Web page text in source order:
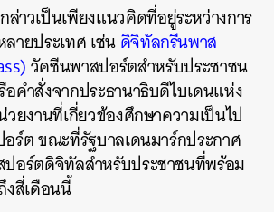
าวเป็นเพียงแนวคิดที่อยู่ระหว่างการ
ายประเทศ เช่นดิจิทัลกรีนพาส
วัคซีนพาสปอร์ตสำหรับประชาชน
คำสั่งจากประธานาธิบดีไบเดนแห่ง
ยงานที่เกี่ยวข้องศึกษาความเป็นไป
ร์ต ขณะที่รัฐบาลเดนมาร์กประกาศ
อร์ตดิจิทัลสำหรับประชาชนที่พร้อม
งสี่เดือนนี้